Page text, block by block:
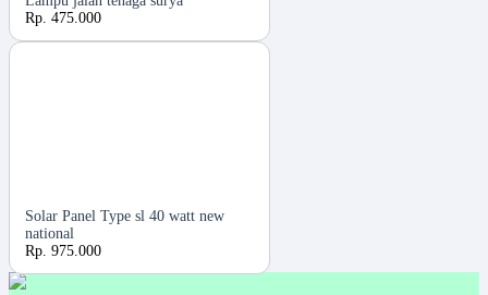
Rp. 475.000
Solar Panel Type sl 40 watt new
national
Rp. 975.000